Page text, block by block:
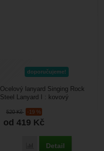
doporučujeme!
520Kč -19 %
od 419 Kč
Porovnat
Detail
Ocelový lanyard Singing Rock
Steel Lanyard I : kovový
práci ve výškách,...